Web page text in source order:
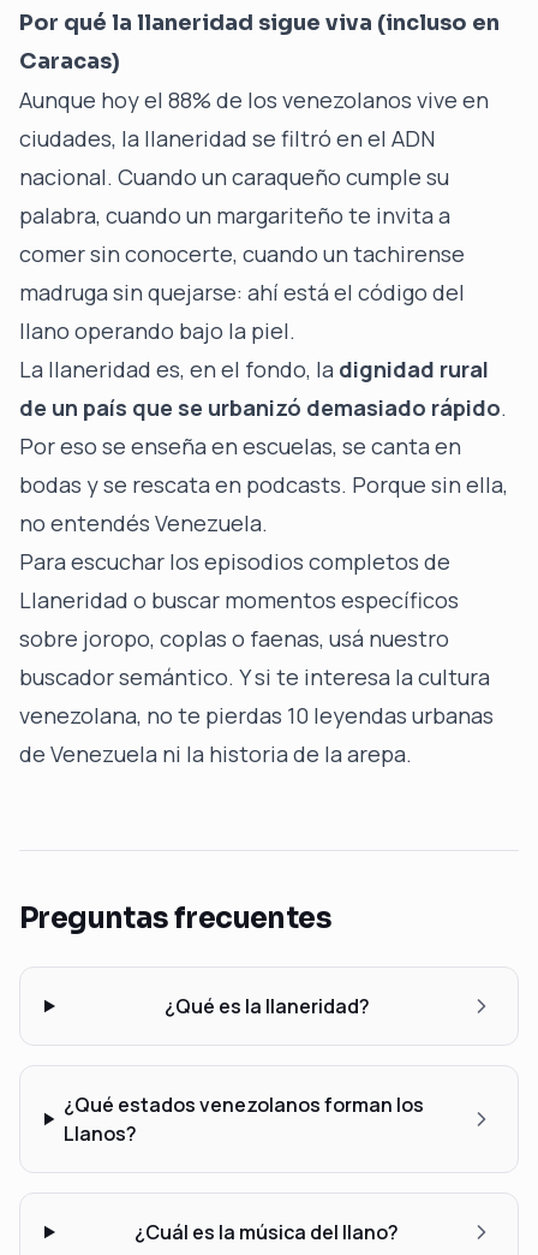
Por qué la llaneridad sigue viva (incluso en
Caracas)
Aunque hoy el 88% de los venezolanos vive en
ciudades, la llaneridad se filtró en el ADN
nacional. Cuando un caraqueño cumple su
palabra, cuando un margariteño te invita a
comer sin conocerte, cuando un tachirense
madruga sin quejarse: ahí está el código del
llano operando bajo la piel.
La llaneridad es, en el fondo, la dignidad rural
de un país que se urbanizó demasiado rápido.
Por eso se enseña en escuelas, se canta en
bodas y se rescata en podcasts. Porque sin ella,
no entendés Venezuela.
Para escuchar los episodios completos de
Llaneridad o buscar momentos específicos
sobre joropo, coplas o faenas, usá nuestro
buscador semántico. Y si te interesa la cultura
venezolana, no te pierdas 10 leyendas urbanas
de Venezuela ni la historia de la arepa.
Preguntas frecuentes
¿Qué es la llaneridad?
¿Qué estados venezolanos forman los
Llanos?
¿Cuál es la música del llano?